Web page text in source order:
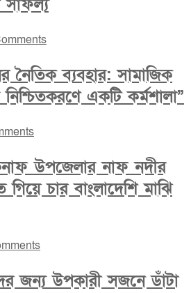
নৈতিক ব্যবহার: সামাজিক
একটি কর্মশালা”
উপজেলার নাফ নদীর
চার বাংলাদেশি মাঝি
জন্য উপকারী সজনে ডাঁটা